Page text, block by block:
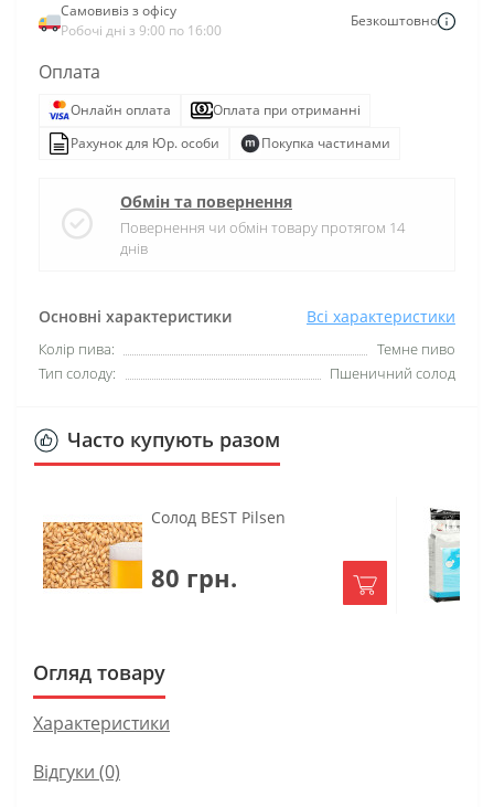
Основні характеристики Всі характеристики
Колір пива:
Темне пиво
Тип солоду:
Пшеничний солод
Самовивіз з офісу
Робочі дні з 9:00 по 16:00
Безкоштовно
Оплата
Онлайн оплата
Оплата при отриманні
Рахунок для Юр. особи
Покупка частинами
Обмін та повернення
Повернення чи обмін товару протягом 14
днів
Часто купують разом
Солод BEST Pilsen
80 грн.
Огляд товару
Характеристики
Відгуки (0)